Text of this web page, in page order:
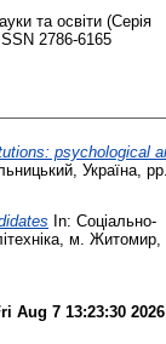
та освіти (Серія
2786-6165
psychological
Україна,
In: Соціально-
м. Житомир,
Aug 7 13:23:30